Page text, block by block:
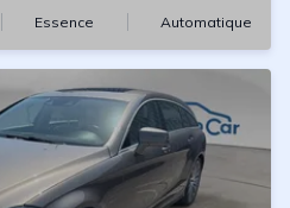
Essence Automatique